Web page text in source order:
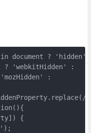
in document ?
? 'webkitHidden' :
'mozHidden' :
{